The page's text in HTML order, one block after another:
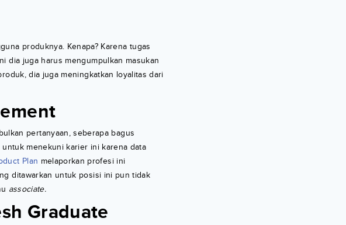
produknya. Kenapa? Karena tugas
dia juga harus mengumpulkan masukan
dia juga meningkatkan loyalitas dari
pertanyaan, seberapa bagus
menekuni karier ini karena data
Plan melaporkan profesi ini
ditawarkan untuk posisi ini pun tidak
associate.
Graduate